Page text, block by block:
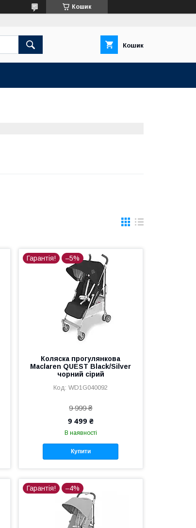
Кошик
Кошик
Гарантія! –5%
Коляска прогулянкова
Maclaren QUEST Black/Silver
чорний сірий
WD1G040092
9 999 ₴
9 499 ₴
В наявності
Купити
Гарантія! –4%